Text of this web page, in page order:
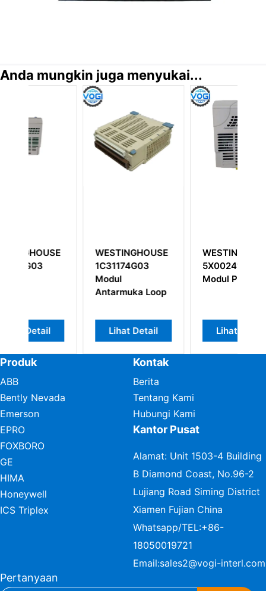
Anda mungkin juga menyukai...
WESTINGHOUSE
1C31174G03
Antarmuka Loop
WESTINGHOUSE
5X00241G02
Modul Prosesor
Produk
ABB
Bently Nevada
Emerson
EPRO
FOXBORO
GE
HIMA
Honeywell
ICS Triplex
Kontak
Berita
Tentang Kami
Hubungi Kami
Kantor Pusat
Alamat: Unit 1503-4 Building
B Diamond Coast, No.96-2
Lujiang Road Siming District
Xiamen Fujian China
Whatsapp/TEL:+86-
18050019721
Email:sales2@vogi-interl.com
Pertanyaan